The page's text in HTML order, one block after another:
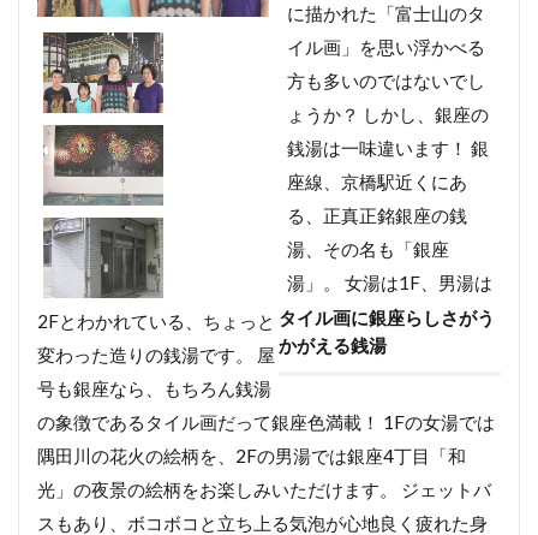
タイル画に銀座らしさがう
かがえる銭湯
に描かれた「富士山のタ
イル画」を思い浮かべる
方も多いのではないでし
ょうか？ しかし、銀座の
銭湯は一味違います！ 銀
座線、京橋駅近くにあ
る、正真正銘銀座の銭
湯、その名も「銀座
湯」。 女湯は1F、男湯は
2Fとわかれている、ちょっと
変わった造りの銭湯です。 屋
号も銀座なら、もちろん銭湯
の象徴であるタイル画だって銀座色満載！ 1Fの女湯では
隅田川の花火の絵柄を、2Fの男湯では銀座4丁目「和
光」の夜景の絵柄をお楽しみいただけます。 ジェットバ
スもあり、ボコボコと立ち上る気泡が心地良く疲れた身